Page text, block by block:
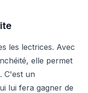
les lectrices. Avec
elle permet
C'est un
lui fera gagner de